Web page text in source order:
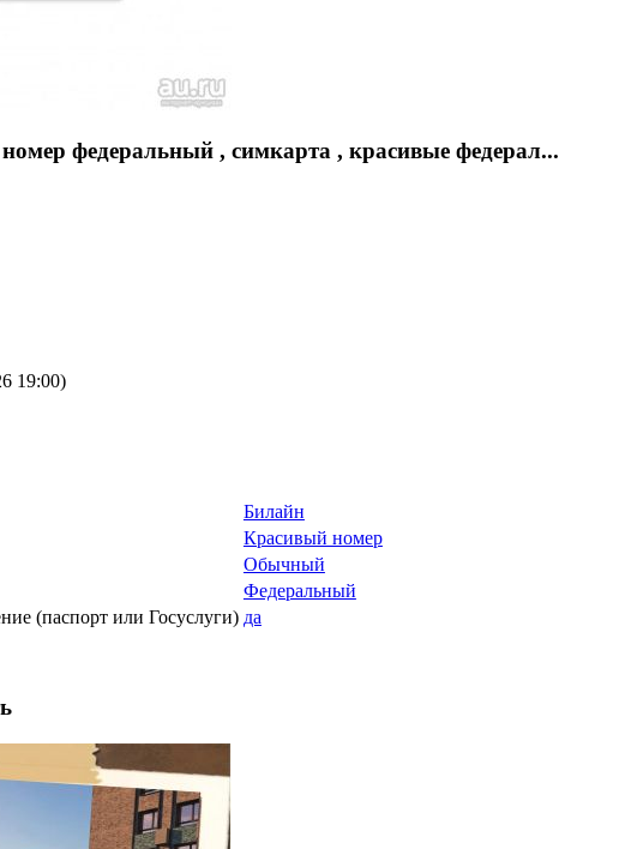
федеральный , симкарта , красивые федерал...
19:00)
Билайн
Красивый номер
Обычный
Федеральный
(паспорт или Госуслуги) да